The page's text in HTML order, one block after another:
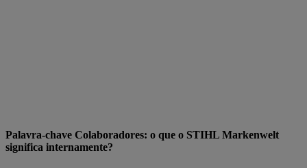
Palavra-chave Colaboradores: o que o STIHL Markenwelt
significa internamente?